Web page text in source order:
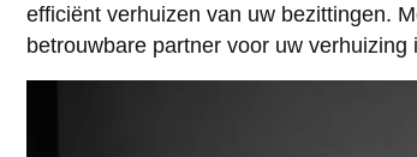
efficiënt verhuizen van uw bezittingen.
betrouwbare partner voor uw